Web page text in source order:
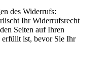
des Widerrufs:
Ihr Widerrufsrecht
Seiten auf Ihren
ist, bevor Sie Ihr